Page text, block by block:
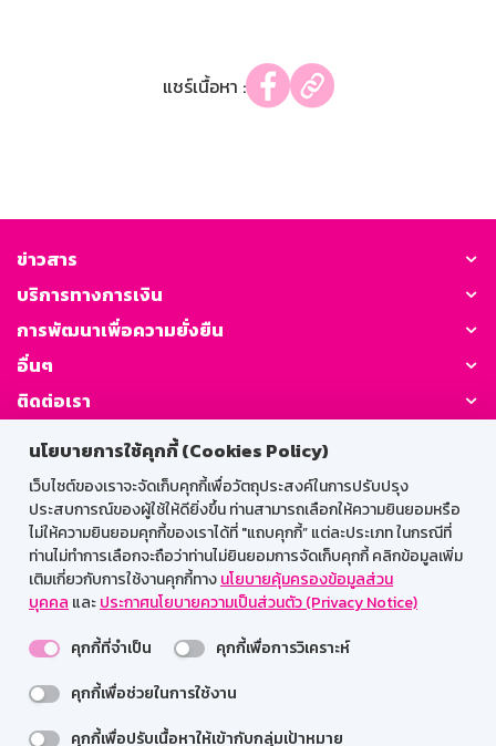
นโยบายการใช้คุกกี้ (Cookies Policy)
เว็บไซต์ของเราจะจัดเก็บคุกกี้เพื่อวัตถุประสงค์ในการปรับปรุง
ประสบการณ์ของผู้ใช้ให้ดียิ่งขึ้น ท่านสามารถเลือกให้ความยินยอมหรือ
ไม่ให้ความยินยอมคุกกี้ของเราได้ที่ "แถบคุกกี้” แต่ละประเภท ในกรณีที่
ท่านไม่ทำการเลือกจะถือว่าท่านไม่ยินยอมการจัดเก็บคุกกี้ คลิกข้อมูลเพิ่ม
เติมเกี่ยวกับการใช้งานคุกกี้ทางนโยบายคุ้มครองข้อมูลส่วน
บุคคล และประกาศนโยบายความเป็นส่วนตัว (Privacy Notice)
คุกกี้ที่จำเป็น
คุกกี้เพื่อการวิเคราะห์
คุกกี้เพื่อช่วยในการใช้งาน
คุกกี้เพื่อปรับเนื้อหาให้เข้ากับกลุ่มเป้าหมาย
แชร์เนื้อหา :
ข่าวสาร
บริการทางการเงิน
การพัฒนาเพื่อความยั่งยืน
อื่นๆ
ติดต่อเรา
GSB Society:
สำหรับพนักงาน
Web HR
GSB Wisdom
M-Search
เข้าสู่ระบบเน็ตเมล
รองรับการใช้งานได้ดีบนเว็บบราวเซอร์